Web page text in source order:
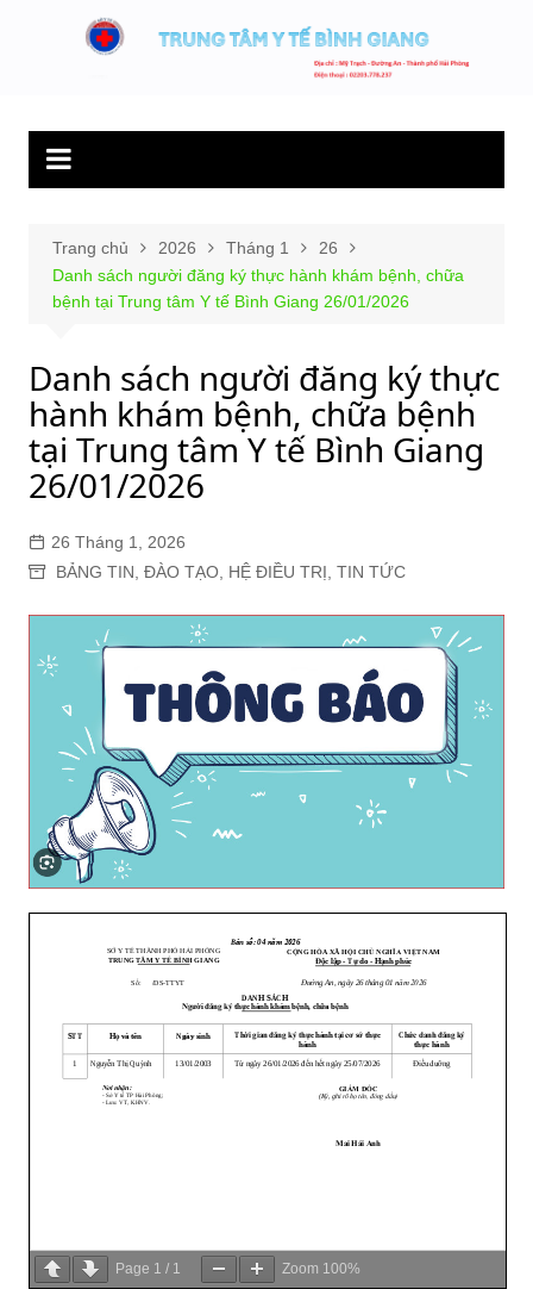
dung
Trung tâm y tế
Hết lòng phục vụ người bệnh và sức khỏe cộng đồng.
Trang chủ 2026 Tháng 1
26
Danh sách người đăng ký thực hành khám bệnh, chữa
bệnh tại Trung tâm Y tế Bình Giang 26/01/2026
Danh sách người đăng ký thực
hành khám bệnh, chữa bệnh
tại Trung tâm Y tế Bình Giang
26/01/2026
26 Tháng 1, 2026
BẢNG TIN ĐÀO TẠO, HỆ ĐIỀU TRỊ TIN TỨC
Page 1 / 1 Zoom 100%